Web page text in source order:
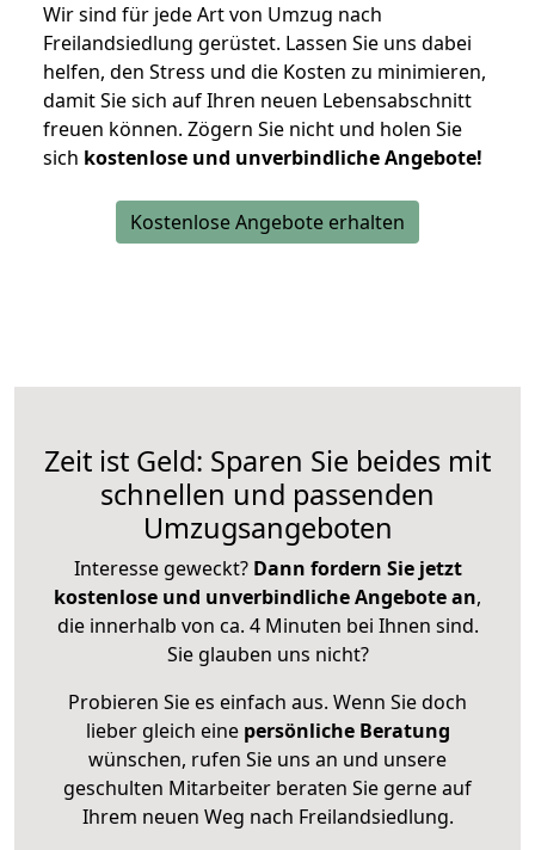
Wir sind für jede Art von Umzug nach
Freilandsiedlung gerüstet. Lassen Sie uns dabei
helfen, den Stress und die Kosten zu minimieren,
damit Sie sich auf Ihren neuen Lebensabschnitt
freuen können. Zögern Sie nicht und holen Sie
sich kostenlose und unverbindliche Angebote!
Kostenlose Angebote erhalten
Zeit ist Geld: Sparen Sie beides mit
schnellen und passenden
Umzugsangeboten
Interesse geweckt? Dann fordern Sie jetzt
kostenlose und unverbindliche Angebote an,
die innerhalb von ca. 4 Minuten bei Ihnen sind.
Sie glauben uns nicht?
Probieren Sie es einfach aus. Wenn Sie doch
lieber gleich eine persönliche Beratung
wünschen, rufen Sie uns an und unsere
geschulten Mitarbeiter beraten Sie gerne auf
Ihrem neuen Weg nach Freilandsiedlung.